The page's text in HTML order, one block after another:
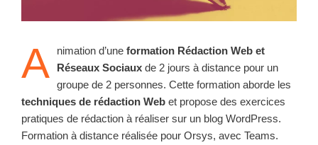
A nimation d’une formation Rédaction Web et
Réseaux Sociaux de 2 jours à distance pour un
groupe de 2 personnes. Cette formation aborde les
techniques de rédaction Web et propose des exercices
pratiques de rédaction à réaliser sur un blog WordPress.
Formation à distance réalisée pour Orsys, avec Teams.